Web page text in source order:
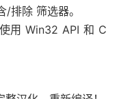
排除 筛选器。
用 Win32 API 和 C